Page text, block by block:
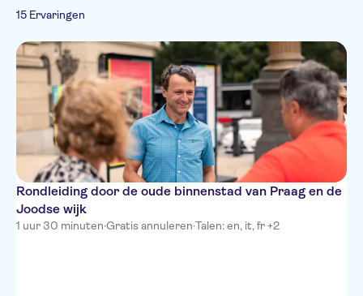
Kleinere Groep
Skip the line
Italiaans
Russisch
Chinees
15 Ervaringen
Rondleiding door de oude binnenstad van Praag en de
Joodse wijk
1 uur 30 minuten·Gratis annuleren·Talen: en, it, fr +2